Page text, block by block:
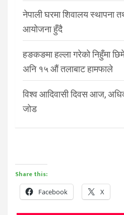
नेपाली घरमा शिवालय स्थापना
आयोजना हुँदै
हङकङमा हल्ला गरेको निहुँमा
अनि १५ औं तलाबाट हामफाले
विश्व आदिवासी दिवस आज,
जोड
Share this:
Facebook X